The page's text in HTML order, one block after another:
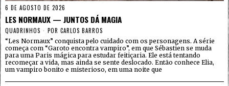
6 DE AGOSTO DE 2026
LES NORMAUX — JUNTOS DÁ MAGIA
QUADRINHOS POR CARLOS BARROS
“Les Normaux” conquista pelo cuidado com os personagens. A série
começa com “Garoto encontra vampiro”, em que Sébastien se muda
para uma Paris mágica para estudar feitiçaria. Ele está tentando
recomeçar a vida, mas ainda se sente deslocado. Então conhece Elia,
um vampiro bonito e misterioso, em uma noite que